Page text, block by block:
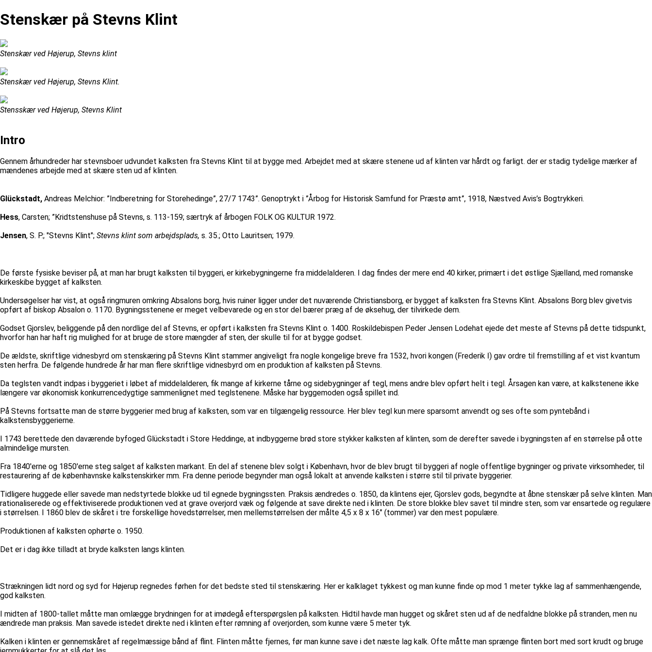
Stenskær på Stevns Klint
Stenskær ved Højerup, Stevns klint
Stenskær ved Højerup, Stevns Klint.
Stensskær ved Højerup, Stevns Klint
Intro
Gennem århundreder har stevnsboer udvundet kalksten fra Stevns Klint til at bygge med. Arbejdet med at skære stenene ud af klinten var hårdt og farligt. der er stadig tydelige mærker af
mændenes arbejde med at skære sten ud af klinten.
Glückstadt, Andreas Melchior: ”Indberetning for Storehedinge”, 27/7 1743”. Genoptrykt i ”Årbog for Historisk Samfund for Præstø amt”, 1918, Næstved Avis’s Bogtrykkeri.
Hess, Carsten; ”Kridtstenshuse på Stevns, s. 113-159; særtryk af årbogen FOLK OG KULTUR 1972.
Jensen, S. P.; "Stevns Klint"; Stevns klint som arbejdsplads, s. 35.; Otto Lauritsen; 1979.
De første fysiske beviser på, at man har brugt kalksten til byggeri, er kirkebygningerne fra middelalderen. I dag findes der mere end 40 kirker, primært i det østlige Sjælland, med romanske
kirkeskibe bygget af kalksten.
Undersøgelser har vist, at også ringmuren omkring Absalons borg, hvis ruiner ligger under det nuværende Christiansborg, er bygget af kalksten fra Stevns Klint. Absalons Borg blev givetvis
opført af biskop Absalon o. 1170. Bygningsstenene er meget velbevarede og en stor del bærer præg af de øksehug, der tilvirkede dem.
Godset Gjorslev, beliggende på den nordlige del af Stevns, er opført i kalksten fra Stevns Klint o. 1400. Roskildebispen Peder Jensen Lodehat ejede det meste af Stevns på dette tidspunkt,
hvorfor han har haft rig mulighed for at bruge de store mængder af sten, der skulle til for at bygge godset.
De ældste, skriftlige vidnesbyrd om stenskæring på Stevns Klint stammer angiveligt fra nogle kongelige breve fra 1532, hvori kongen (Frederik I) gav ordre til fremstilling af et vist kvantum
sten herfra. De følgende hundrede år har man flere skriftlige vidnesbyrd om en produktion af kalksten på Stevns.
Da teglsten vandt indpas i byggeriet i løbet af middelalderen, fik mange af kirkerne tårne og sidebygninger af tegl, mens andre blev opført helt i tegl. Årsagen kan være, at kalkstenene ikke
længere var økonomisk konkurrencedygtige sammenlignet med teglstenene. Måske har byggemoden også spillet ind.
På Stevns fortsatte man de større byggerier med brug af kalksten, som var en tilgængelig ressource. Her blev tegl kun mere sparsomt anvendt og ses ofte som pyntebånd i
kalkstensbyggerierne.
I 1743 berettede den daværende byfoged Glückstadt i Store Heddinge, at indbyggerne brød store stykker kalksten af klinten, som de derefter savede i bygningsten af en størrelse på otte
almindelige mursten.
Fra 1840'erne og 1850'erne steg salget af kalksten markant. En del af stenene blev solgt i København, hvor de blev brugt til byggeri af nogle offentlige bygninger og private virksomheder, til
restaurering af de københavnske kalkstenskirker mm. Fra denne periode begynder man også lokalt at anvende kalksten i større stil til private byggerier.
Tidligere huggede eller savede man nedstyrtede blokke ud til egnede bygningssten. Praksis ændredes o. 1850, da klintens ejer, Gjorslev gods, begyndte at åbne stenskær på selve klinten. Man
rationaliserede og effektiviserede produktionen ved at grave overjord væk og følgende at save direkte ned i klinten. De store blokke blev savet til mindre sten, som var ensartede og regulære
i størrelsen. I 1860 blev de skåret i tre forskellige hovedstørrelser, men mellemstørrelsen der målte 4,5 x 8 x 16" (tommer) var den mest populære.
Produktionen af kalksten ophørte o. 1950.
Det er i dag ikke tilladt at bryde kalksten langs klinten.
Strækningen lidt nord og syd for Højerup regnedes førhen for det bedste sted til stenskæring. Her er kalklaget tykkest og man kunne finde op mod 1 meter tykke lag af sammenhængende,
god kalksten.
I midten af 1800-tallet måtte man omlægge brydningen for at imødegå efterspørgslen på kalksten. Hidtil havde man hugget og skåret sten ud af de nedfaldne blokke på stranden, men nu
ændrede man praksis. Man savede istedet direkte ned i klinten efter rømning af overjorden, som kunne være 5 meter tyk.
Kalken i klinten er gennemskåret af regelmæssige bånd af flint. Flinten måtte fjernes, før man kunne save i det næste lag kalk. Ofte måtte man sprænge flinten bort med sort krudt og bruge